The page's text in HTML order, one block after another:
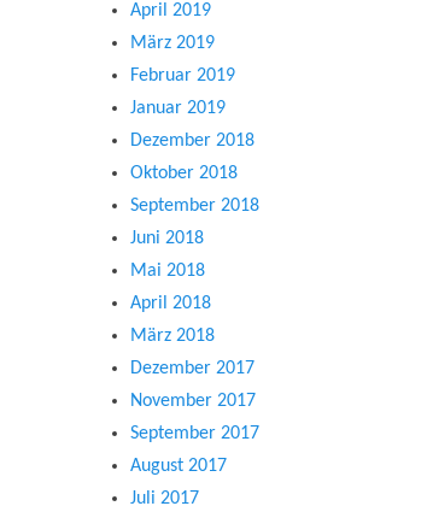
April 2019
März 2019
Februar 2019
Januar 2019
Dezember 2018
Oktober 2018
September 2018
Juni 2018
Mai 2018
April 2018
März 2018
Dezember 2017
November 2017
September 2017
August 2017
Juli 2017